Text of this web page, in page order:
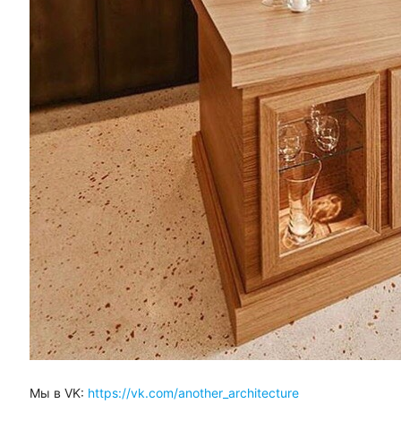
Мы в VK: https://vk.com/another_architecture